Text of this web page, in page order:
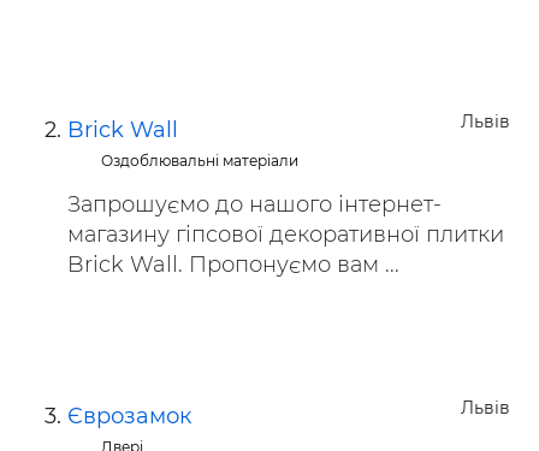
Львів
Brick Wall
Оздоблювальні матеріали
Запрошуємо до нашого інтернет-
магазину гіпсової декоративної плитки
Brick Wall. Пропонуємо вам ...
Львів
Єврозамок
Двері